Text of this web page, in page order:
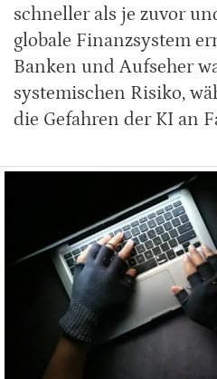
schneller als je zuvor
globale Finanzsystem
Banken und Aufseher
systemischen Risiko,
die Gefahren der KI an